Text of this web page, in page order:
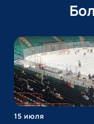
15 июля